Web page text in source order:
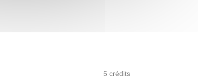
5 crédits